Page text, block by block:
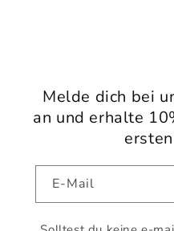
Melde dich bei
an und erhalte
E-Mail